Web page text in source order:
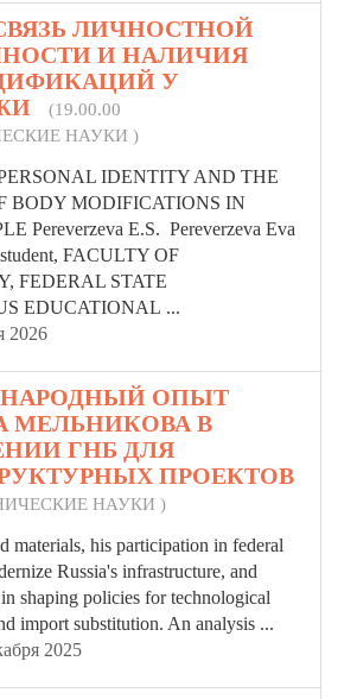
ЛИЧНОСТНОЙ
И НАЛИЧИЯ
У
(19.00.00
НАУКИ )
IDENTITY AND THE
BODY MODIFICATIONS IN
Pereverzeva E.S. Pereverzeva Eva
FACULTY OF
FEDERAL STATE
EDUCATIONAL ...
2026
ОПЫТ
МЕЛЬНИКОВА В
ГНБ ДЛЯ
ПРОЕКТОВ
НАУКИ )
materials, his participation in federal
Russia's infrastructure, and
shaping policies for technological
import substitution. An analysis ...
2025